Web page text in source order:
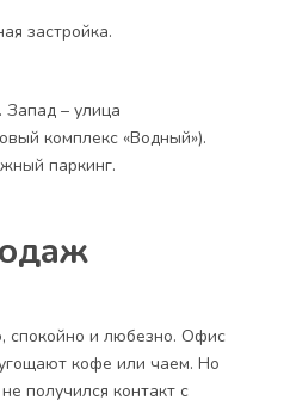
застройка.
Запад – улица
комплекс «Водный»).
паркинг.
спокойно и любезно. Офис
кофе или чаем. Но
получился контакт с